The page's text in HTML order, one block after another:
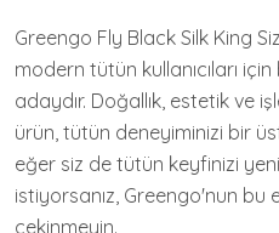
Greengo Fly Black Silk King
modern tütün kullanıcıları
adaydır. Doğallık, estetik ve
ürün, tütün deneyiminizi bir
eğer siz de tütün keyfinizi
istiyorsanız, Greengo'nun bu
çekinmeyin.